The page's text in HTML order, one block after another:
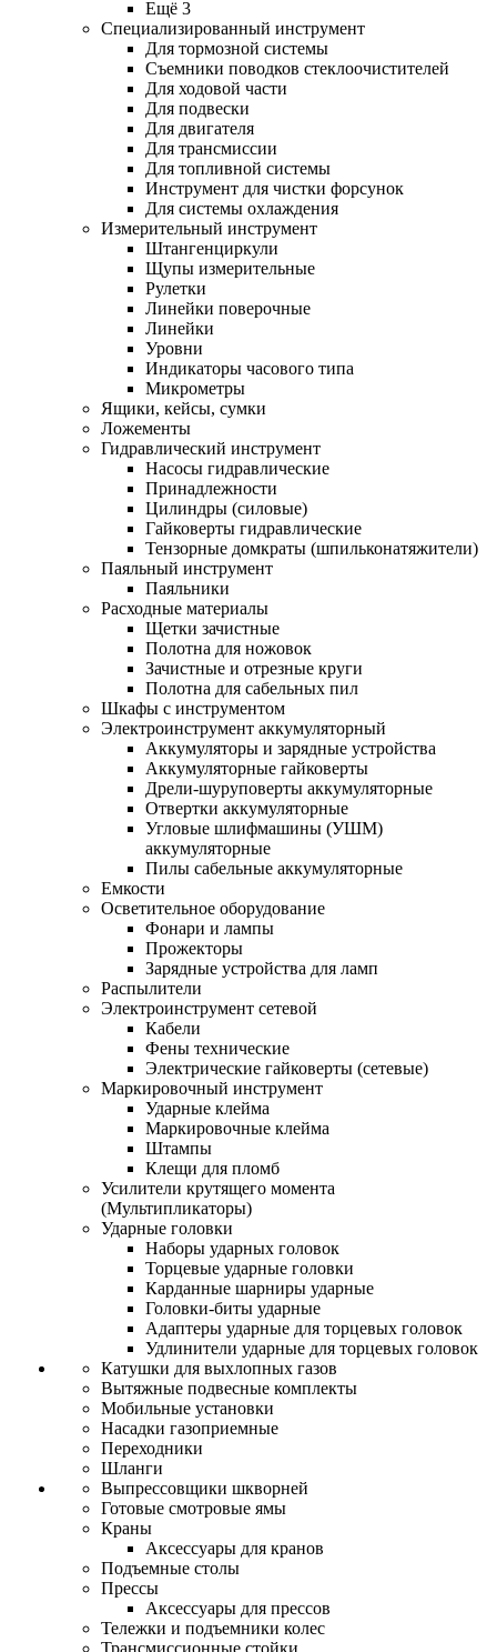
Ещё 3
Специализированный инструмент
Для тормозной системы
Съемники поводков стеклоочистителей
Для ходовой части
Для подвески
Для двигателя
Для трансмиссии
Для топливной системы
Инструмент для чистки форсунок
Для системы охлаждения
Измерительный инструмент
Штангенциркули
Щупы измерительные
Рулетки
Линейки поверочные
Линейки
Уровни
Индикаторы часового типа
Микрометры
Ящики, кейсы, сумки
Ложементы
Гидравлический инструмент
Насосы гидравлические
Принадлежности
Цилиндры (силовые)
Гайковерты гидравлические
Тензорные домкраты (шпильконатяжители)
Паяльный инструмент
Паяльники
Расходные материалы
Щетки зачистные
Полотна для ножовок
Зачистные и отрезные круги
Полотна для сабельных пил
Шкафы с инструментом
Электроинструмент аккумуляторный
Аккумуляторы и зарядные устройства
Аккумуляторные гайковерты
Дрели-шуруповерты аккумуляторные
Отвертки аккумуляторные
Угловые шлифмашины (УШМ)
аккумуляторные
Пилы сабельные аккумуляторные
Емкости
Осветительное оборудование
Фонари и лампы
Прожекторы
Зарядные устройства для ламп
Распылители
Электроинструмент сетевой
Кабели
Фены технические
Электрические гайковерты (сетевые)
Маркировочный инструмент
Ударные клейма
Маркировочные клейма
Штампы
Клещи для пломб
Усилители крутящего момента
(Мультипликаторы)
Ударные головки
Наборы ударных головок
Торцевые ударные головки
Карданные шарниры ударные
Головки-биты ударные
Адаптеры ударные для торцевых головок
Удлинители ударные для торцевых головок
Катушки для выхлопных газов
Вытяжные подвесные комплекты
Мобильные установки
Насадки газоприемные
Переходники
Шланги
Выпрессовщики шкворней
Готовые смотровые ямы
Краны
Аксессуары для кранов
Подъемные столы
Прессы
Аксессуары для прессов
Тележки и подъемники колес